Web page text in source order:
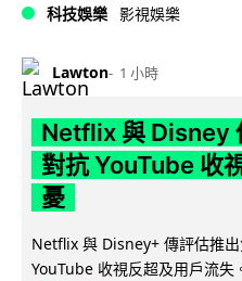
科技娛樂 影視娛樂
Lawton 1 小時
Netflix 與 Disney
對抗 YouTube 收
憂
Netflix 與 Disney+ 傳評估推
YouTube 收視反超及用戶流